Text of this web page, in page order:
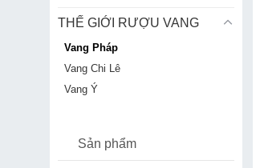
THẾ GIỚI RƯỢU VANG
Vang Pháp
Vang Chi Lê
Vang Ý
Sản phẩm